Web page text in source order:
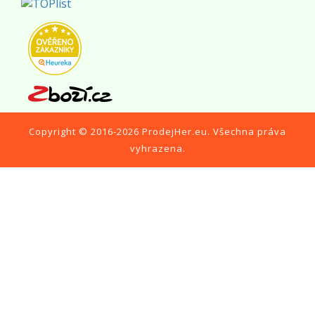
Copyright © 2016-2026 ProdejHer.eu. Všechna práva
vyhrazena.